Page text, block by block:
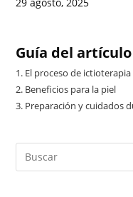
Guía del artículo
1. El proceso de ictioterapia
2. Beneficios para la piel
3. Preparación y cuidados